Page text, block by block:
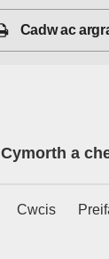
Cadw ac
Cymorth a
Cwcis